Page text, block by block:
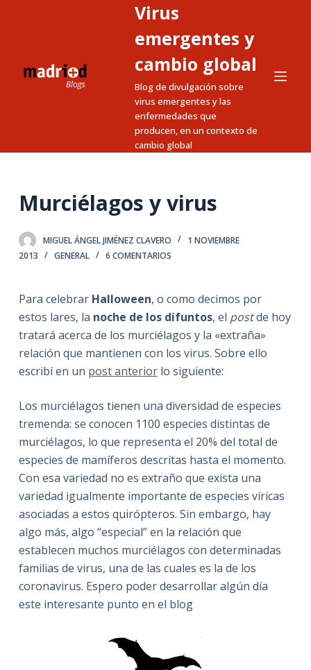
n
o
Virus
emergentes y
cambio global
Blog de divulgación sobre
virus emergentes y las
enfermedades que
producen, en un contexto de
cambio global
Murciélagos y virus
MIGUEL ÁNGEL JIMÉNEZ CLAVERO
1 NOVIEMBRE
2013
GENERAL 6 COMENTARIOS
Para celebrar Halloween, o como decimos por
estos lares, la noche de los difuntos, el postde hoy
tratará acerca de los murciélagos y la «extraña»
relación que mantienen con los virus. Sobre ello
escribí en un post anteriorlo siguiente:
Los murciélagos tienen una diversidad de especies
tremenda: se conocen 1100 especies distintas de
murciélagos, lo que representa el 20% del total de
especies de mamíferos descritas hasta el momento.
Con esa variedad no es extraño que exista una
variedad igualmente importante de especies víricas
asociadas a estos quirópteros. Sin embargo, hay
algo más, algo “especial” en la relación que
establecen muchos murciélagos con determinadas
familias de virus, una de las cuales es la de los
coronavirus. Espero poder desarrollar algún día
este interesante punto en el blog